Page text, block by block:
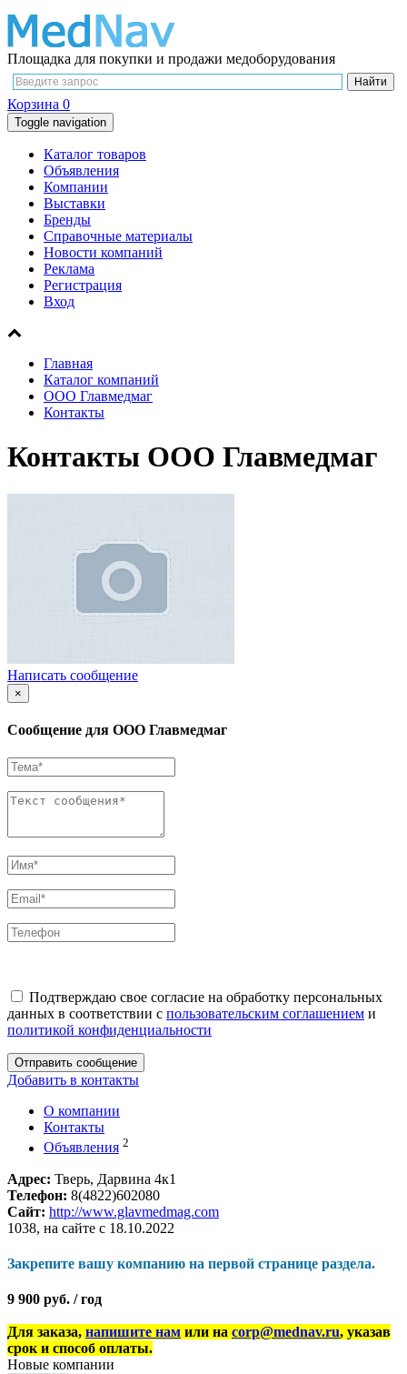
Площадка для покупки и продажи медоборудования
Корзина 0
Toggle navigation
Каталог товаров
Объявления
Компании
Выставки
Бренды
Справочные материалы
Новости компаний
Реклама
Регистрация
Вход
Главная
Каталог компаний
ООО Главмедмаг
Контакты
Контакты ООО Главмедмаг
Написать сообщение
×
Сообщение для ООО Главмедмаг
Подтверждаю свое согласие на обработку персональных
данных в соответствии с пользовательским соглашением и
политикой конфиденциальности
Отправить сообщение
Добавить в контакты
О компании
Контакты
Объявления 2
Адрес: Тверь, Дарвина 4к1
Телефон: 8(4822)602080
Сайт: http://www.glavmedmag.com
1038, на сайте с 18.10.2022
Закрепите вашу компанию на первой странице раздела.
9 900 руб. / год
Для заказа, напишите нам или на corp@mednav.ru, указав
срок и способ оплаты.
Новые компании